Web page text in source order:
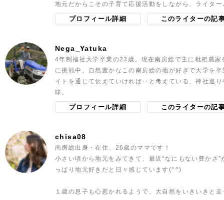
地元だからこその子育て応援活動をしながら、ライタ
プロフィール詳細 このライターの記
Nega_Yatuka
4年制福祉大学卒業の23歳。現在南房総で主に枇杷農
に挑戦中。自然豊かなこの南房総の地が好きで大学を
イトを通じて伝えていければ‥と考えている。神社巡
味。
プロフィール詳細 このライターの記
chisa08
南房総出身・在住、26歳のママです！
小さい頃から地元をみてきて、最近“なにもない豊かさ
っぱり地元好きだと日々感じています(^^)
１歳の息子も心惹かれるようで、大自然をいきいきと